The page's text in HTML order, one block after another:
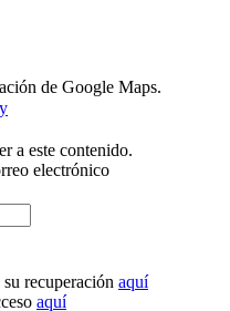
de Google Maps.
a este contenido.
electrónico
recuperación aquí
aquí